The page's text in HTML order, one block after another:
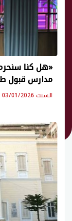
«هل كنا
مدارس قبول
السبت 03/01/2026 09:22 م